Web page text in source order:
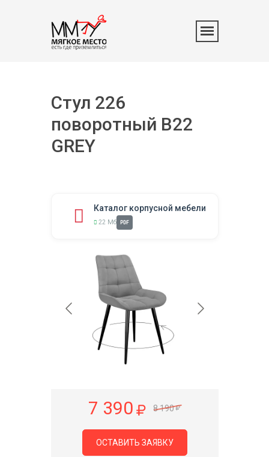
Стул 226
поворотный B22
GREY
Каталог корпусной мебели
22 Мб PDF
7 390 8 190
ОСТАВИТЬ ЗАЯВКУ